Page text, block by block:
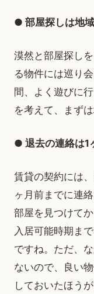
● 部屋探しは地
漠然と部屋探し
る物件には巡り
間、よく遊びに
を考えて、まず
● 退去の連絡は1
賃貸の契約には
ヶ月前までに連
部屋を見つけて
入居可能時期ま
ですね。ただ、
ないので、良い
しておいたほうが